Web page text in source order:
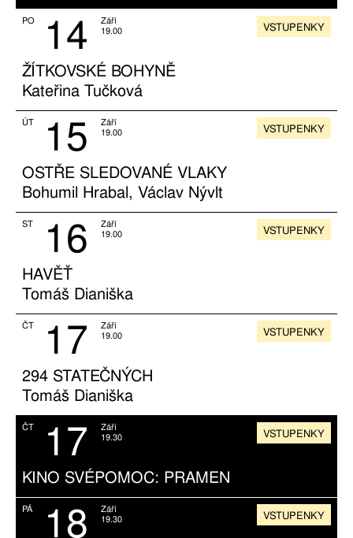
PO 14
Září
19.00
ŽÍTKOVSKÉ BOHYNĚ
Kateřina Tučková
VSTUPENKY
ÚT 15
Září
19.00
OSTŘE SLEDOVANÉ VLAKY
Bohumil Hrabal, Václav Nývlt
VSTUPENKY
ST 16
Září
19.00
HAVĚŤ
Tomáš Dianiška
VSTUPENKY
ČT 17
Září
19.00
294 STATEČNÝCH
Tomáš Dianiška
VSTUPENKY
ČT 17
Září
19.30
KINO SVÉPOMOC: PRAMEN
VSTUPENKY
PÁ 18
Září
19.30
VSTUPENKY